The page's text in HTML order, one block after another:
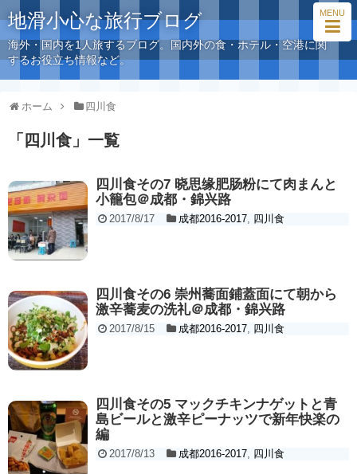
MENU
地滑小心な旅行ブログ
海外・国内を1人旅するブログ。国内外の食・ホテル・空港に関
するお役立ち情報など。
ホーム 四川食
「 四川食 」 一覧
四川食その7 晓思缘肥肠粉にて肉まんと
小籠包＠成都・錦兴路
2017/8/17 成都2016-2017, 四川食
四川食その6 崇州蕎面鋪蓋面にて朝から
激辛蕎麦の洗礼＠成都・錦兴路
2017/8/15 成都2016-2017, 四川食
四川食その5 マックチキンナゲットと青
島ビールと激辛ピーナッツで新年快楽の
編
2017/8/13 成都2016-2017, 四川食